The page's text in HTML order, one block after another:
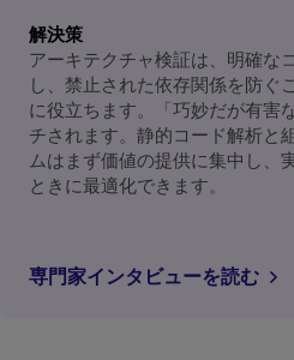
解決策
アーキテクチャ検証は、明確な
し、禁止された依存関係を防ぐ
に役立ちます。「巧妙だが有害
チされます。静的コード解析と
ムはまず価値の提供に集中し、
ときに最適化できます。
専門家インタビューを読む